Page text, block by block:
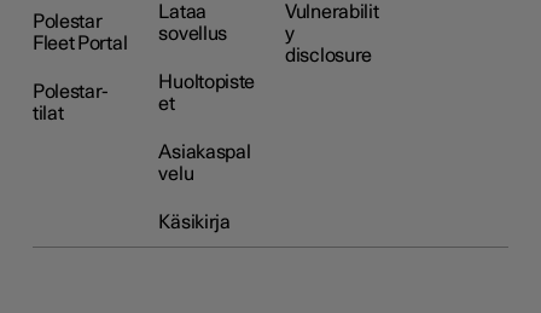
Polestar
Fleet Portal
Polestar-
tilat
Lataa
sovellus
Huoltopiste
et
Asiakaspal
velu
Käsikirja
Vulnerabilit
y
disclosure